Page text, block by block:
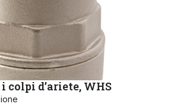
d’ariete, WHS